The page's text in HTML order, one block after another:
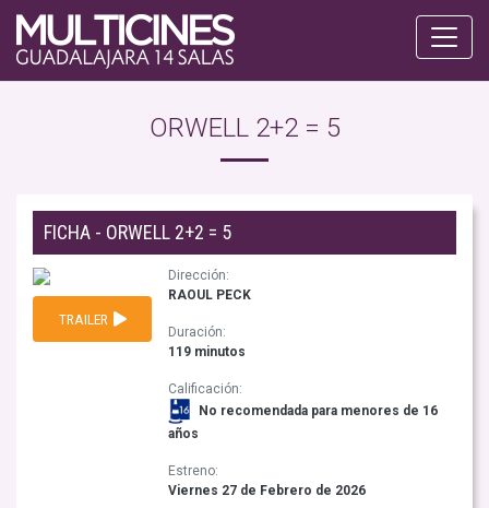
ORWELL 2+2 = 5
FICHA - ORWELL 2+2 = 5
TRAILER
Dirección:
RAOUL PECK
Duración:
119 minutos
Calificación:
No recomendada para menores de 16
años
Estreno:
Viernes 27 de Febrero de 2026